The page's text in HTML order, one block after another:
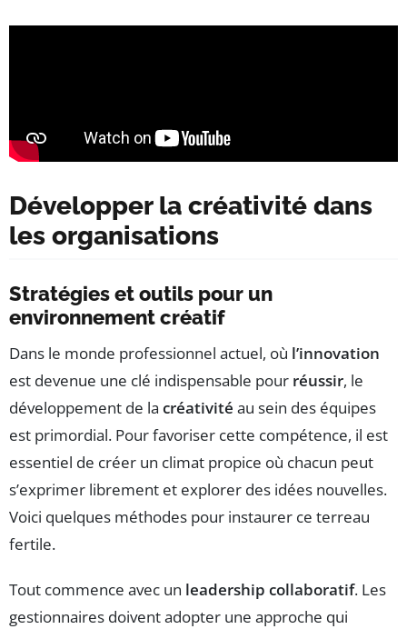
Développer la créativité dans
les organisations
Stratégies et outils pour un
environnement créatif
Dans le monde professionnel actuel, où l’innovation
est devenue une clé indispensable pour réussir, le
développement de la créativité au sein des équipes
est primordial. Pour favoriser cette compétence, il est
essentiel de créer un climat propice où chacun peut
s’exprimer librement et explorer des idées nouvelles.
Voici quelques méthodes pour instaurer ce terreau
fertile.
Tout commence avec un leadership collaboratif. Les
gestionnaires doivent adopter une approche qui